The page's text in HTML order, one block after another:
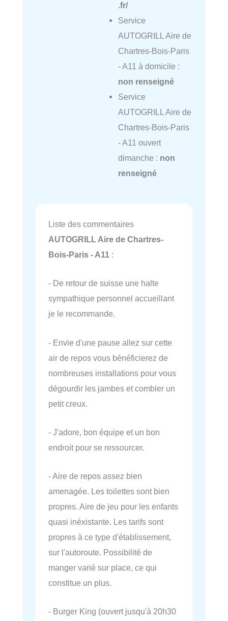
.fr/
Service
AUTOGRILL Aire de
Chartres-Bois-Paris
- A11 à domicile :
non renseigné
Service
AUTOGRILL Aire de
Chartres-Bois-Paris
- A11 ouvert
dimanche : non
renseigné
Liste des commentaires
AUTOGRILL Aire de Chartres-
Bois-Paris - A11 :
- De retour de suisse une halte
sympathique personnel accueillant
je le recommande.
- Envie d'une pause allez sur cette
air de repos vous bénéficierez de
nombreuses installations pour vous
dégourdir les jambes et combler un
petit creux.
- J'adore, bon équipe et un bon
endroit pour se ressourcer.
- Aire de repos assez bien
amenagée. Les toilettes sont bien
propres. Aire de jeu pour les enfants
quasi inéxistante. Les tarifs sont
propres à ce type d'établissement,
sur l'autoroute. Possibilité de
manger varié sur place, ce qui
constitue un plus.
- Burger King (ouvert jusqu'à 20h30